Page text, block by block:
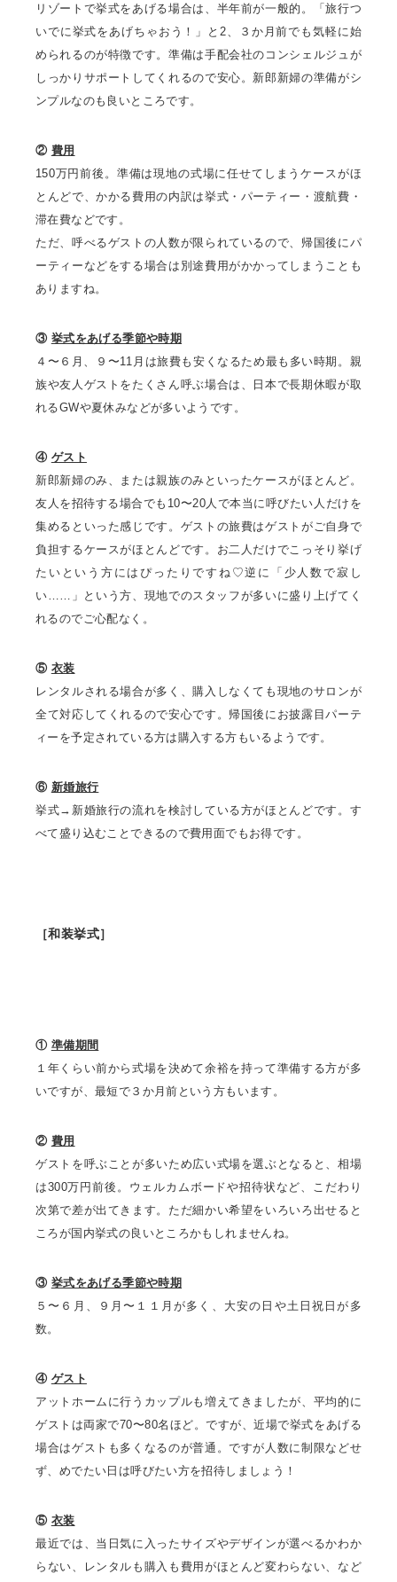
リゾートで挙式をあげる場合は、半年前が一般的。「旅行つ
いでに挙式をあげちゃおう！」と2、３か月前でも気軽に始
められるのが特徴です。準備は手配会社のコンシェルジュが
しっかりサポートしてくれるので安心。新郎新婦の準備がシ
ンプルなのも良いところです。
② 費用
150万円前後。準備は現地の式場に任せてしまうケースがほ
とんどで、かかる費用の内訳は挙式・パーティー・渡航費・
滞在費などです。
ただ、呼べるゲストの人数が限られているので、帰国後にパ
ーティーなどをする場合は別途費用がかかってしまうことも
ありますね。
③ 挙式をあげる季節や時期
４〜６月、９〜11月は旅費も安くなるため最も多い時期。親
族や友人ゲストをたくさん呼ぶ場合は、日本で長期休暇が取
れるGWや夏休みなどが多いようです。
④ ゲスト
新郎新婦のみ、または親族のみといったケースがほとんど。
友人を招待する場合でも10〜20人で本当に呼びたい人だけを
集めるといった感じです。ゲストの旅費はゲストがご自身で
負担するケースがほとんどです。お二人だけでこっそり挙げ
たいという方にはぴったりですね♡逆に「少人数で寂し
い……」という方、現地でのスタッフが多いに盛り上げてく
れるのでご心配なく。
⑤ 衣装
レンタルされる場合が多く、購入しなくても現地のサロンが
全て対応してくれるので安心です。帰国後にお披露目パーテ
ィーを予定されている方は購入する方もいるようです。
⑥ 新婚旅行
挙式→新婚旅行の流れを検討している方がほとんどです。す
べて盛り込むことできるので費用面でもお得です。
［和装挙式］
① 準備期間
１年くらい前から式場を決めて余裕を持って準備する方が多
いですが、最短で３か月前という方もいます。
② 費用
ゲストを呼ぶことが多いため広い式場を選ぶとなると、相場
は300万円前後。ウェルカムボードや招待状など、こだわり
次第で差が出てきます。ただ細かい希望をいろいろ出せると
ころが国内挙式の良いところかもしれませんね。
③ 挙式をあげる季節や時期
５〜６月、９月〜１１月が多く、大安の日や土日祝日が多
数。
④ ゲスト
アットホームに行うカップルも増えてきましたが、平均的に
ゲストは両家で70〜80名ほど。ですが、近場で挙式をあげる
場合はゲストも多くなるのが普通。ですが人数に制限などせ
ず、めでたい日は呼びたい方を招待しましょう！
⑤ 衣装
最近では、当日気に入ったサイズやデザインが選べるかわか
らない、レンタルも購入も費用がほとんど変わらない、など